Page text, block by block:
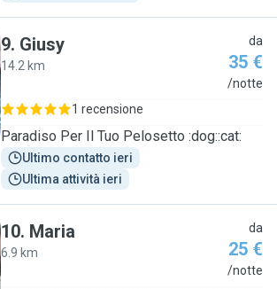
9. Giusy
14.2 km
da
35 €
/notte
1 recensione
Paradiso Per Il Tuo Pelosetto :dog::cat:
Ultimo contatto ieri
Ultima attività ieri
10. Maria
6.9 km
da
25 €
/notte